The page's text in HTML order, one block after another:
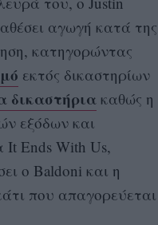
αγωγή κατά της
κατηγορώντας
εκτός δικαστηρίων
δικαστήριακαθώς η
εξόδων και
It Ends With Us,
ο Baldoni και η
που απαγορεύεται